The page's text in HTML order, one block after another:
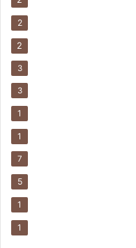
2
2
3
3
1
1
7
5
1
1